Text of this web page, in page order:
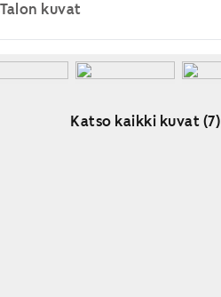
Talon kuvat
Katso kaikki kuvat (7)